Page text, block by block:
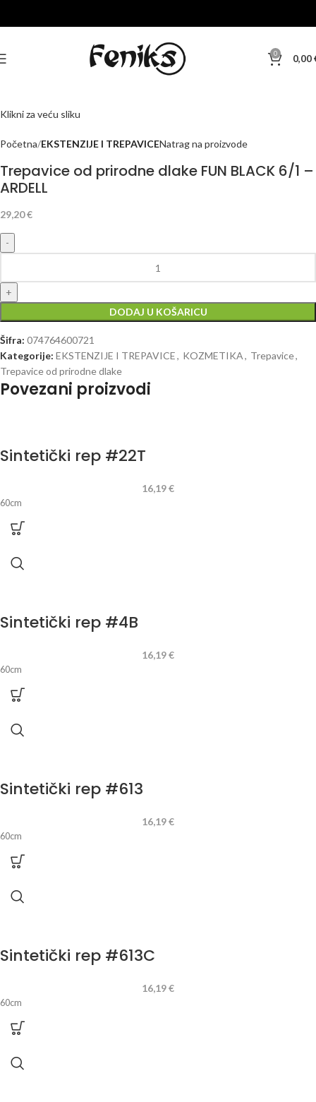
0 0,00
Klikni za veću sliku
Početna EKSTENZIJE I TREPAVICENatrag na proizvode
Trepavice od prirodne dlake FUN BLACK 6/1 –
ARDELL
29,20€
DODAJ U KOŠARICU
Šifra: 074764600721
Kategorije: EKSTENZIJE I TREPAVICE, KOZMETIKA, Trepavice,
Trepavice od prirodne dlake
Povezani proizvodi
Sintetički rep #22T
16,19€
60cm
Sintetički rep #4B
16,19€
60cm
Sintetički rep #613
16,19€
60cm
Sintetički rep #613C
16,19€
60cm